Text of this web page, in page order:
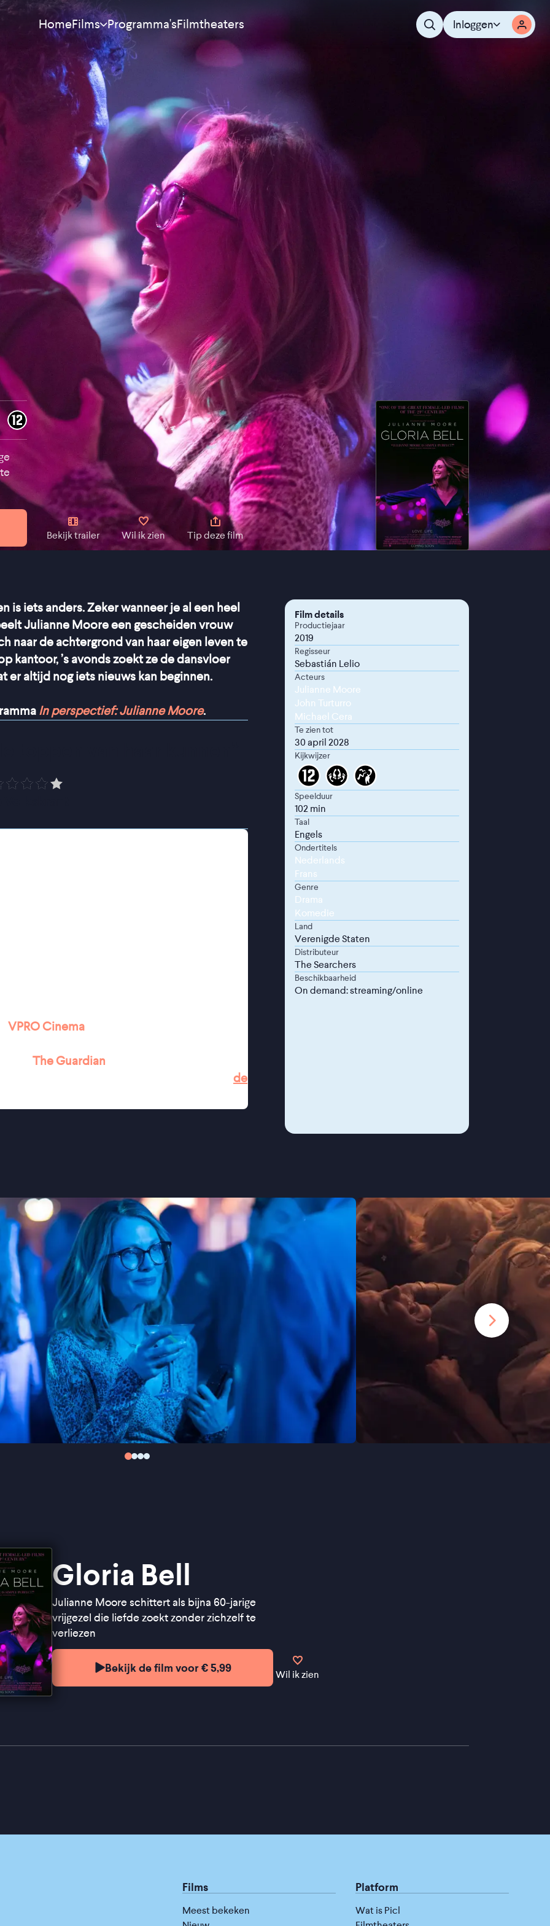
HomeFilms
Meest bekeken
Nieuw
Aanraders
Binnenkort
Alle films
Programma'sFilmtheaters Inloggen
Bekijk trailer Wil ik zien Tip deze film
is iets anders. Zeker wanneer je al een heel
Julianne Moore een gescheiden vrouw
naar de achtergrond van haar eigen leven te
kantoor, ’s avonds zoekt ze de dansvloer
er altijd nog iets nieuws kan beginnen.
In perspectief: Julianne Moore.
club. Ze danst, flirt en houdt de
VPRO Cinema
The Guardian
de
Film details
Productiejaar
2019
Regisseur
Sebastián Lelio
Acteurs
Julianne Moore
John Turturro
Michael Cera
Te zien tot
30 april 2028
Kijkwijzer
Speelduur
102 min
Taal
Engels
Ondertitels
Nederlands
Frans
Genre
Drama
Komedie
Land
Verenigde Staten
Distributeur
The Searchers
Beschikbaarheid
On demand: streaming/online
Gloria Bell
Julianne Moore schittert als bijna 60-jarige
vrijgezel die liefde zoekt zonder zichzelf te
verliezen
Bekijk de film voor € 5,99
Wil ik zien
Films
Meest bekeken
Platform
Wat is Picl